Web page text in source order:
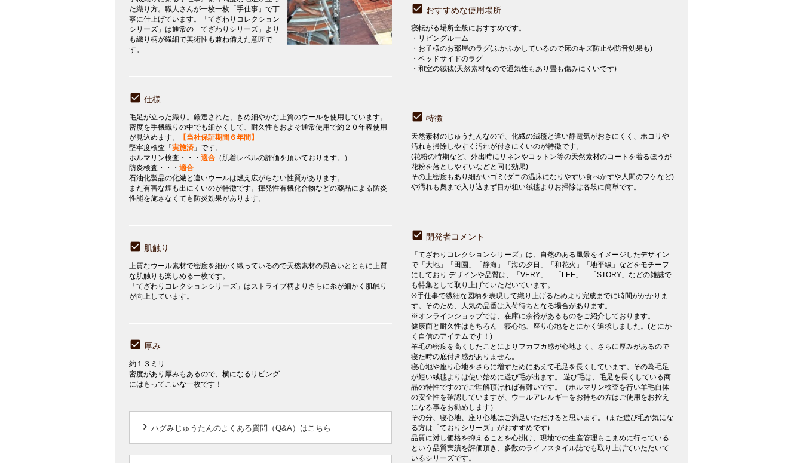
た織り方。職人さんが一枚一枚「手仕事」で丁
寧に仕上げています。「てざわりコレクション
シリーズ」は通常の「てざわりシリーズ」より
も織り柄が繊細で美術性も兼ね備えた意匠で
す。
仕様
毛足が立った織り。厳選された、きめ細やかな上質のウールを使用しています。
密度を手機織りの中でも細かくして、耐久性もおよそ通常使用で約２０年程使用
が見込めます。
【当社保証期間６年間】
堅牢度検査「実施済 」です。
ホルマリン検査・・・ 適合 （肌着レベルの評価を頂いております。）
防炎検査・・・ 適合
石油化製品の化繊と違いウールは燃え広がらない性質があります。
また有害な煙も出にくいのが特徴です。揮発性有機化合物などの薬品による防炎
性能を施さなくても防炎効果があります。
肌触り
上質なウール素材で密度を細かく織っているので天然素材の風合いとともに上質
な肌触りも楽しめる一枚です。
「てざわりコレクションシリーズ」はストライプ柄よりさらに糸が細かく肌触り
が向上しています。
厚み
約１３ミリ
密度があり厚みもあるので、横になるリビング
にはもってこいな一枚です！
keyboard_arrow_right ハグみじゅうたんのよくある質問（Q&A）はこちら
おすすめな使用場所
寝転がる場所全般におすすめです。
・リビングルーム
・お子様のお部屋のラグ(ふかふかしているので床のキズ防止や防音効果も)
・ベッドサイドのラグ
・和室の絨毯(天然素材なので通気性もあり畳も傷みにくいです)
特徴
天然素材のじゅうたんなので、化繊の絨毯と違い静電気がおきにくく、ホコリや
汚れも掃除しやすく汚れが付きにくいのが特徴です。
(花粉の時期など、外出時にリネンやコットン等の天然素材のコートを着るほうが
花粉を落としやすいなどと同じ効果)
その上密度もあり細かいゴミ(ダニの温床になりやすい食べかすや人間のフケなど)
や汚れも奥まで入り込まず目が粗い絨毯よりお掃除は各段に簡単です。
開発者コメント
「てざわりコレクションシリーズ」は、自然のある風景をイメージしたデザイン
で「大地」「田園」「静海」「海の夕日」「和花火」「地平線」などをモチーフ
にしており デザインや品質は、「VERY」 「LEE」 「STORY」などの雑誌で
も特集として取り上げていただいています。
※手仕事で繊細な図柄を表現して織り上げるためより完成までに時間がかかりま
す。そのため、人気の品番は入荷待ちとなる場合があります。
※オンラインショップでは、在庫に余裕があるものをご紹介しております。
健康面と耐久性はもちろん 寝心地、座り心地をとにかく追求しました。(とにか
く自信のアイテムです！)
羊毛の密度を高くしたことによりフカフカ感が心地よく、さらに厚みがあるので
寝た時の底付き感がありません。
寝心地や座り心地をさらに増すためにあえて毛足を長くしています。その為毛足
が短い絨毯よりは使い始めに遊び毛が出ます。 遊び毛は、毛足を長くしている商
品の特性ですのでご理解頂ければ有難いです。（ホルマリン検査を行い羊毛自体
の安全性を確認していますが、ウールアレルギーをお持ちの方はご使用をお控え
になる事をお勧めします）
その分、寝心地、座り心地はご満足いただけると思います。 (また遊び毛が気にな
る方は「ておりシリーズ」がおすすめです)
品質に対し価格を抑えることを心掛け、現地での生産管理もこまめに行っている
という品質実績を評価頂き、多数のライフスタイル誌でも取り上げていただいて
いるシリーズです。